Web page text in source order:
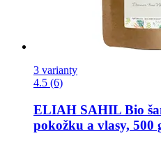
3 varianty
4.5 (6)
ELIAH SAHIL Bio
pokožku a vlasy, 500